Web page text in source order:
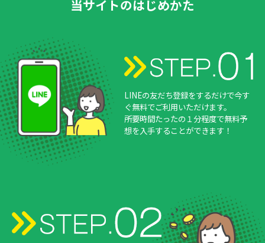
当サイトのはじめかた
LINEの友だち登録をするだけで今す
ぐ無料でご利用いただけます。
所要時間たったの１分程度で無料予
想を入手することができます！